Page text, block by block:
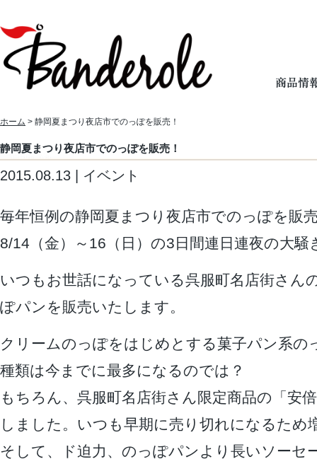
ホーム > 静岡夏まつり夜店市でのっぽを販売！
静岡夏まつり夜店市でのっぽを販売！
2015.08.13 | イベント
毎年恒例の静岡夏まつり夜店市でのっぽを販
8/14（金）～16（日）の3日間連日連夜の大騒
いつもお世話になっている呉服町名店街さん
ぽパンを販売いたします。
クリームのっぽをはじめとする菓子パン系の
種類は今までに最多になるのでは？
もちろん、呉服町名店街さん限定商品の「安
しました。いつも早期に売り切れになるため
そして、ド迫力、のっぽパンより長いソーセ